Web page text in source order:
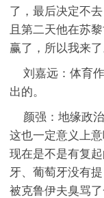
了，最后决定不
且第二天他在苏
赢了，所以我来了
刘嘉远：体育作
出的。
颜强：地缘政治
这也一定意义上
现在是不是有复
牙、葡萄牙没有
被克鲁伊夫臭骂